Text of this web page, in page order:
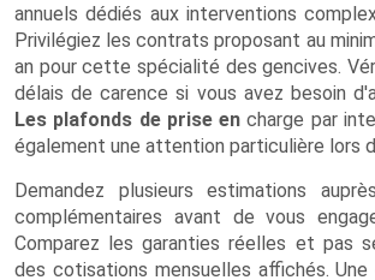
annuels dédiés aux interventions
Privilégiez les contrats proposant au
an pour cette spécialité des gencives.
délais de carence si vous avez besoin
Les plafonds de prise en charge par
également une attention particulière lors
Demandez plusieurs estimations
complémentaires avant de vous
Comparez les garanties réelles et pas
des cotisations mensuelles affichés. Une